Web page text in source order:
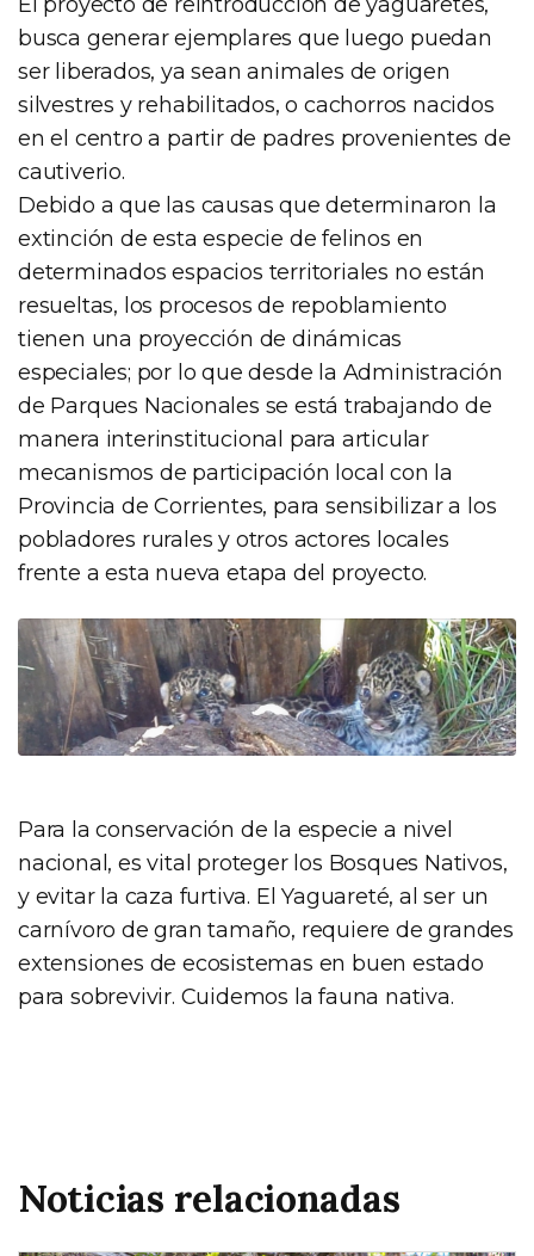
busca generar ejemplares que luego puedan
ser liberados, ya sean animales de origen
silvestres y rehabilitados, o cachorros nacidos
en el centro a partir de padres provenientes de
cautiverio.
Debido a que las causas que determinaron la
extinción de esta especie de felinos en
determinados espacios territoriales no están
resueltas, los procesos de repoblamiento
tienen una proyección de dinámicas
especiales; por lo que desde la Administración
de Parques Nacionales se está trabajando de
manera interinstitucional para articular
mecanismos de participación local con la
Provincia de Corrientes, para sensibilizar a los
pobladores rurales y otros actores locales
frente a esta nueva etapa del proyecto.
Para la conservación de la especie a nivel
nacional, es vital proteger los Bosques Nativos,
y evitar la caza furtiva. El Yaguareté, al ser un
carnívoro de gran tamaño, requiere de grandes
extensiones de ecosistemas en buen estado
para sobrevivir. Cuidemos la fauna nativa.
Noticias relacionadas